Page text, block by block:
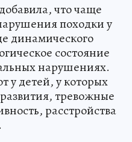
что чаще
походки у
динамического
состояние
нарушениях.
у детей, у которых
тревожные
расстройства